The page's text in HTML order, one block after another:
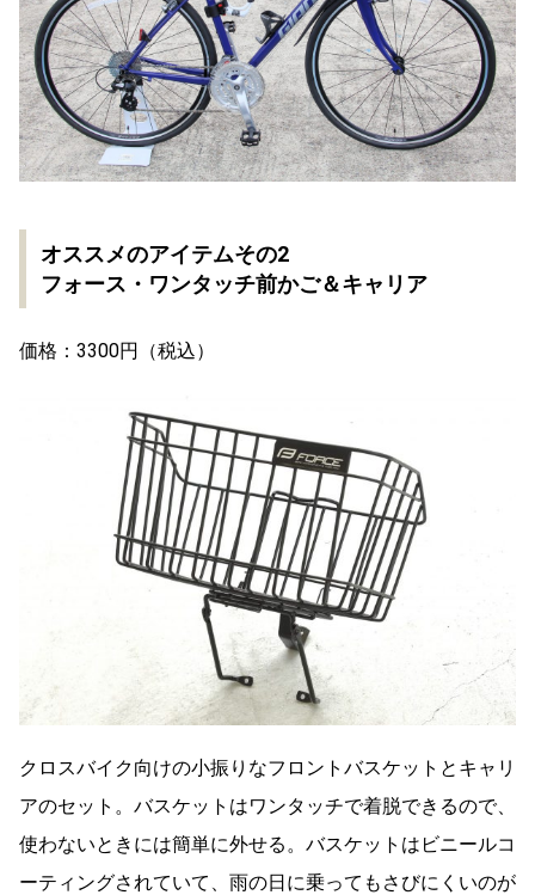
オススメのアイテムその2
フォース・ワンタッチ前かご＆キャリア
価格：3300円（税込）
クロスバイク向けの小振りなフロントバスケットとキャリ
アのセット。バスケットはワンタッチで着脱できるので、
使わないときには簡単に外せる。バスケットはビニールコ
ーティングされていて、雨の日に乗ってもさびにくいのが